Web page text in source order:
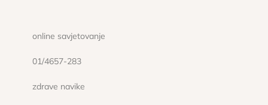
online savjetovanje
01/4657-283
zdrave navike